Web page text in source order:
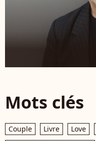
Mots clés
Couple Livre Love